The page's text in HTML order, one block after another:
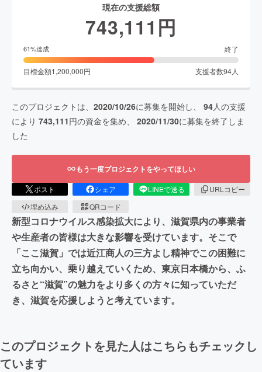
現在の支援総額
743,111 円
61%達成 終了
目標金額1,200,000円 支援者数94人
このプロジェクトは、 2020/10/26に募集を開始し、 94人の支援
により 743,111円の資金を集め、 2020/11/30に募集を終了しま
した
もう一度プロジェクトをやってほしい
ポスト シェア LINEで送る
URLコピー
埋め込み
QRコード
新型コロナウイルス感染拡大により、滋賀県内の事業者
や生産者の皆様は大きな影響を受けています。そこで
「ここ滋賀」では近江商人の三方よし精神でこの困難に
立ち向かい、乗り越えていくため、東京日本橋から、ふ
るさと“滋賀”の魅力をより多くの方々に知っていただ
き、滋賀を応援しようと考えています。
このプロジェクトを見た人はこちらもチェックし
ています